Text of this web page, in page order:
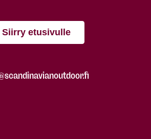
Siirry etusivulle